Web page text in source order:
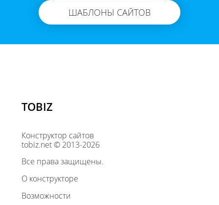
ШАБЛОНЫ САЙТОВ
TOBIZ
Конструктор сайтов
tobiz.net © 2013-2026
Все права защищены.
О конструкторе
Возможности